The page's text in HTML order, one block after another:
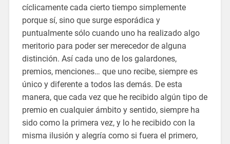
cíclicamente cada cierto tiempo simplemente
porque sí, sino que surge esporádica y
puntualmente sólo cuando uno ha realizado algo
meritorio para poder ser merecedor de alguna
distinción. Así cada uno de los galardones,
premios, menciones… que uno recibe, siempre es
único y diferente a todos las demás. De esta
manera, que cada vez que he recibido algún tipo de
premio en cualquier ámbito y sentido, siempre ha
sido como la primera vez, y lo he recibido con la
misma ilusión y alegría como si fuera el primero,